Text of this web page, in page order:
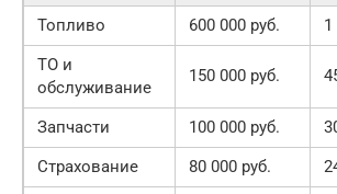
Топливо
600 000 руб.
1
ТО и
обслуживание
150 000 руб.
Запчасти 100 000 руб.
Страхование
80 000 руб.